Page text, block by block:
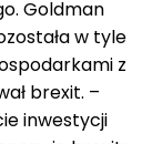
Goldman
w tyle
z
brexit. –
inwestycji